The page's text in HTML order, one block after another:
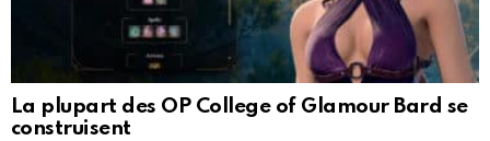
La plupart des OP College of Glamour Bard se
construisent